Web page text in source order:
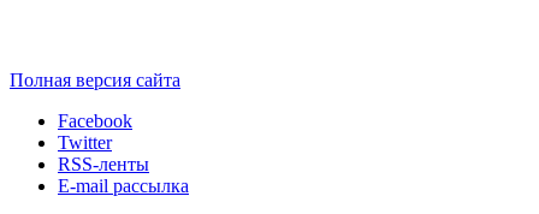
Полная версия сайта
Facebook
Twitter
RSS-ленты
E-mail рассылка